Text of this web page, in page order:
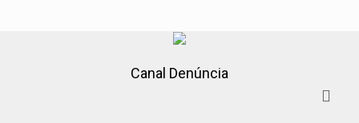
Canal Denúncia